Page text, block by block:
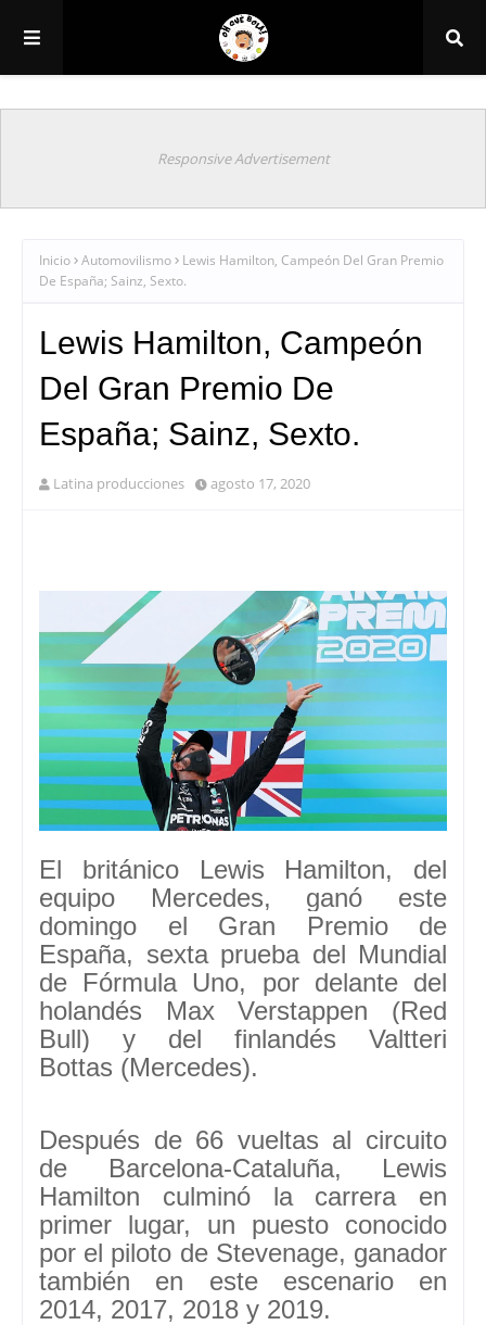
Responsive Advertisement
Inicio Automovilismo
Lewis Hamilton, Campeón Del Gran Premio
De España; Sainz, Sexto.
Lewis Hamilton, Campeón
Del Gran Premio De
España; Sainz, Sexto.
Latina producciones agosto 17, 2020
El británico Lewis Hamilton, del
equipo Mercedes, ganó este
domingo el Gran Premio de
España, sexta prueba del Mundial
de Fórmula Uno, por delante del
holandés Max Verstappen (Red
Bull) y del finlandés Valtteri
Bottas (Mercedes).
Después de 66 vueltas al circuito
de Barcelona-Cataluña, Lewis
Hamilton culminó la carrera en
primer lugar, un puesto conocido
por el piloto de Stevenage, ganador
también en este escenario en
2014, 2017, 2018 y 2019.